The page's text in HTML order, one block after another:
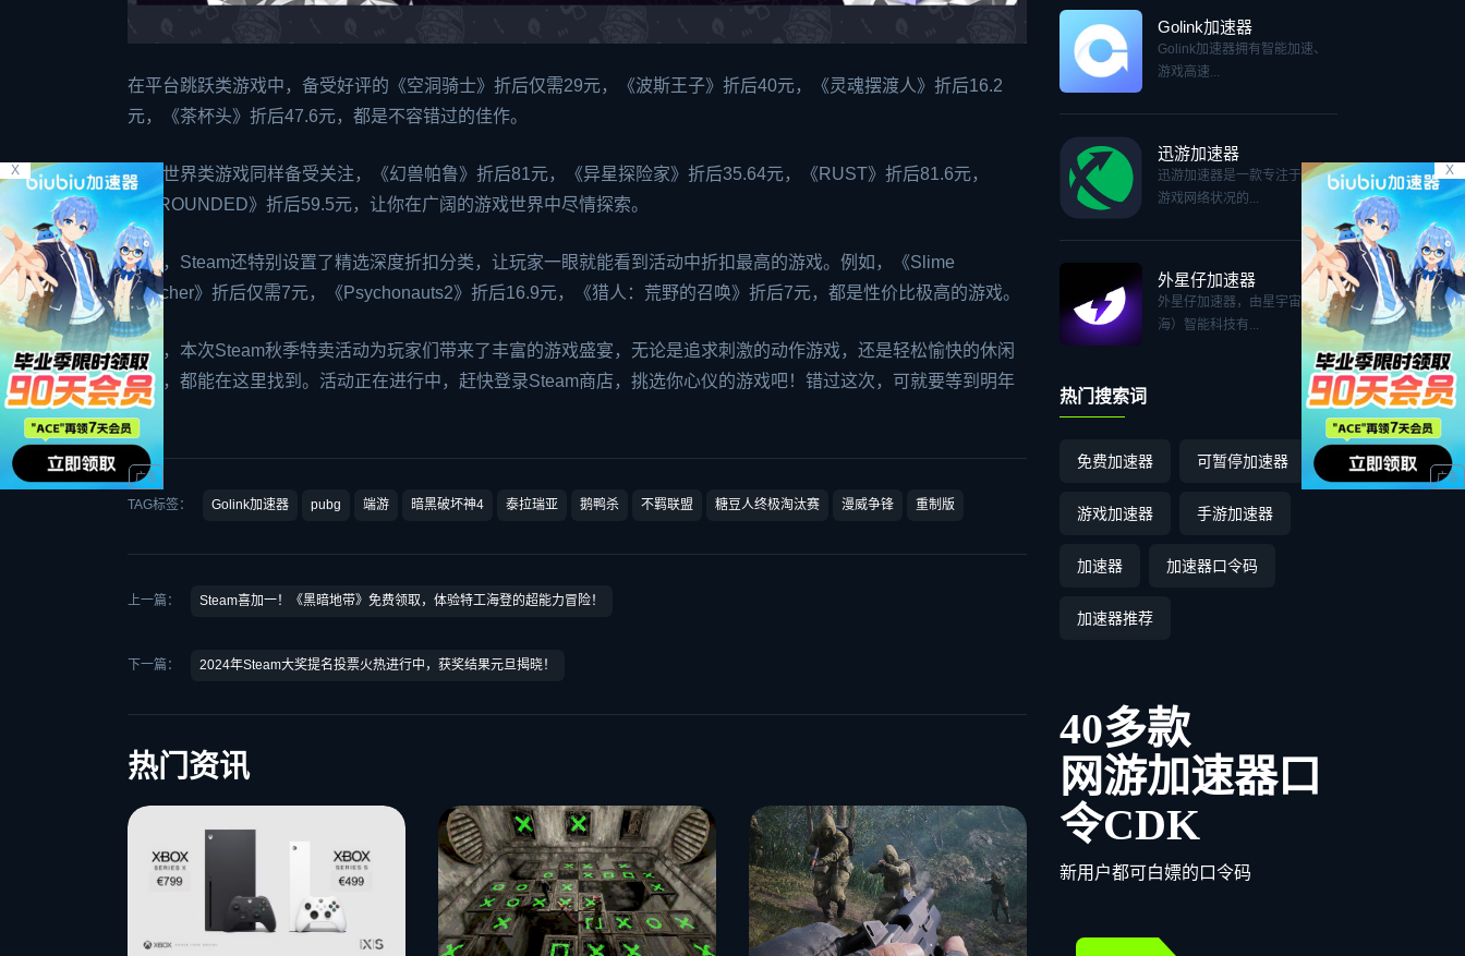
X X
在平台跳跃类游戏中，备受好评的《空洞骑士》折后仅需29元，《波斯王子》折后40元，《灵魂摆渡人》折后16.2
元，《茶杯头》折后47.6元，都是不容错过的佳作。
开放世界类游戏同样备受关注，《幻兽帕鲁》折后81元，《异星探险家》折后35.64元，《RUST》折后81.6元，
《GROUNDED》折后59.5元，让你在广阔的游戏世界中尽情探索。
此外，Steam还特别设置了精选深度折扣分类，让玩家一眼就能看到活动中折扣最高的游戏。例如，《Slime
Rancher》折后仅需7元，《Psychonauts2》折后16.9元，《猎人：荒野的召唤》折后7元，都是性价比极高的游戏。
总之，本次Steam秋季特卖活动为玩家们带来了丰富的游戏盛宴，无论是追求刺激的动作游戏，还是轻松愉快的休闲
游戏，都能在这里找到。活动正在进行中，赶快登录Steam商店，挑选你心仪的游戏吧！错过这次，可就要等到明年
了！
TAG标签： Golink加速器 pubg 端游 暗黑破坏神4 泰拉瑞亚 鹅鸭杀 不羁联盟 糖豆人终极淘汰赛 漫威争锋 重制版
上一篇： Steam喜加一！《黑暗地带》免费领取，体验特工海登的超能力冒险！
下一篇： 2024年Steam大奖提名投票火热进行中，获奖结果元旦揭晓！
热门资讯
Golink加速器
Golink加速器拥有智能加速、
游戏高速...
迅游加速器
迅游加速器是一款专注于改善
游戏网络状况的...
外星仔加速器
外星仔加速器，由星宇宙（上
海）智能科技有...
热门搜索词
免费加速器 可暂停加速器
游戏加速器 手游加速器
加速器 加速器口令码
加速器推荐
40多款
网游加速器口
令CDK
新用户都可白嫖的口令码